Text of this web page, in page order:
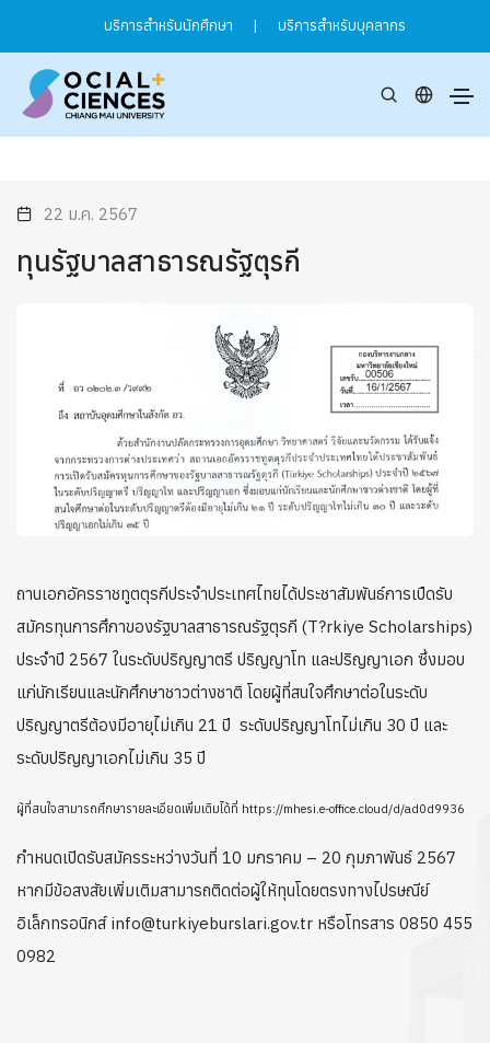
บริการสำหรับนักศึกษา | บริการสำหรับบุคลากร
22 ม.ค. 2567
ทุนรัฐบาลสาธารณรัฐตุรกี
ถานเอกอัครราชทูตตุรกีประจำประเทศไทยได้ประชาสัมพันธ์การเปืดรับ
สมัครทุนการศึกาของรัฐบาลสาธารณรัฐตุรกี (T?rkiye Scholarships)
ประจำปี 2567 ในระดับปริญญาตรี ปริญญาโท และปริญญาเอก ซึ่งมอบ
แก่นักเรียนและนักศึกษาชาวต่างชาติ โดยผู้ที่สนใจศึกษาต่อในระดับ
ปริญญาตรีต้องมีอายุไม่เกิน 21 ปี ระดับปริญญาโทไม่เกิน 30 ปี และ
ระดับปริญญาเอกไม่เกิน 35 ปี
ผู้ที่สนใจสามารถศึกษารายละเอียดเพิ่มเติมได้ที่ https://mhesi.e-office.cloud/d/ad0d9936
กำหนดเปิดรับสมัครระหว่างวันที่ 10 มกราคม – 20 กุมภาพันธ์ 2567
หากมีข้อสงสัยเพิ่มเติมสามารถติดต่อผู้ให้ทุนโดยตรงทางไปรษณีย์
อิเล็กทรอนิกส์ info@turkiyeburslari.gov.tr หรือโทรสาร 0850 455
0982